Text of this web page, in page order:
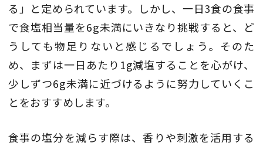
る」と定められています。しかし、一日3食の食事
で食塩相当量を6g未満にいきなり挑戦すると、ど
うしても物足りないと感じるでしょう。そのた
め、まずは一日あたり1g減塩することを心がけ、
少しずつ6g未満に近づけるように努力していくこ
とをおすすめします。
食事の塩分を減らす際は、香りや刺激を活用する